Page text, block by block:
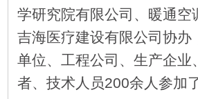
学研究院有限公司、暖通
吉海医疗建设有限公司协
单位、工程公司、生产企
者、技术人员200余人参加